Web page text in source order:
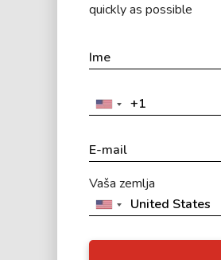
quickly as possible
Vaša zemlja